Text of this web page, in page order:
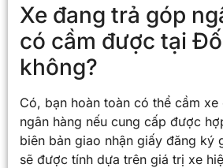
Xe đang trả góp
có cầm được tại
không?
Có, bạn hoàn toàn có thể cầm xe
ngân hàng nếu cung cấp được
biên bản giao nhận giấy đăng ký
sẽ được tính dựa trên giá trị xe